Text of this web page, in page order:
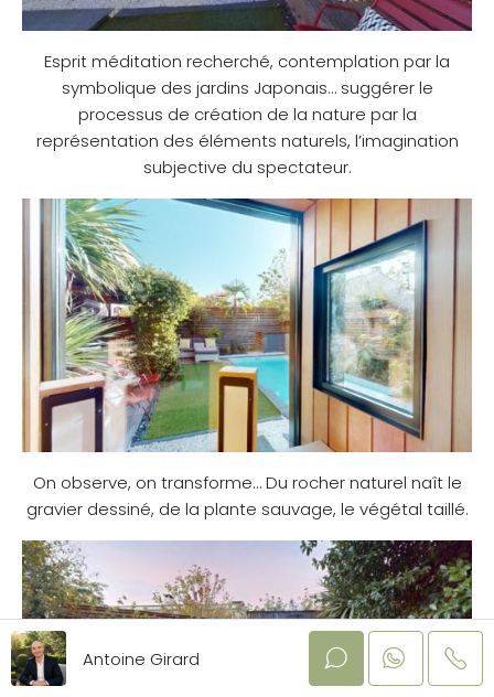
Esprit méditation recherché, contemplation par la
symbolique des jardins Japonais… suggérer le
processus de création de la nature par la
représentation des éléments naturels, l’imagination
subjective du spectateur.
On observe, on transforme… Du rocher naturel naît le
gravier dessiné, de la plante sauvage, le végétal taillé.
Antoine Girard